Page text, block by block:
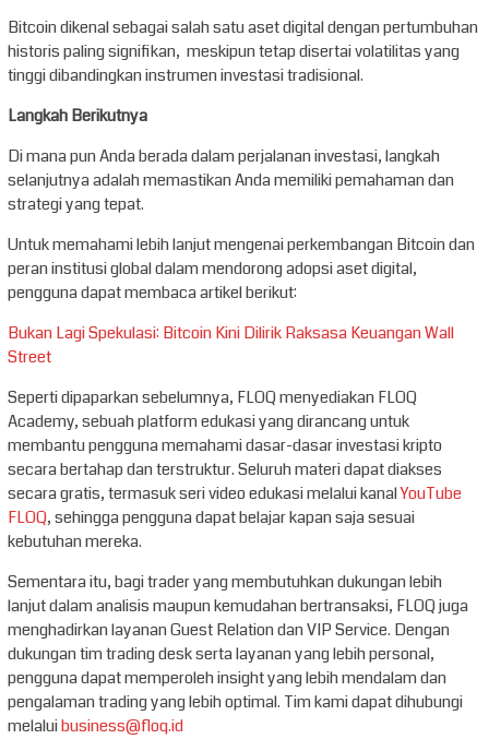
Bitcoin dikenal sebagai salah satu aset digital dengan pertumbuhan
historis paling signifikan, meskipun tetap disertai volatilitas yang
tinggi dibandingkan instrumen investasi tradisional.
Langkah Berikutnya
Di mana pun Anda berada dalam perjalanan investasi, langkah
selanjutnya adalah memastikan Anda memiliki pemahaman dan
strategi yang tepat.
Untuk memahami lebih lanjut mengenai perkembangan Bitcoin dan
peran institusi global dalam mendorong adopsi aset digital,
pengguna dapat membaca artikel berikut:
Bukan Lagi Spekulasi: Bitcoin Kini Dilirik Raksasa Keuangan Wall
Street
Seperti dipaparkan sebelumnya, FLOQ menyediakan FLOQ
Academy, sebuah platform edukasi yang dirancang untuk
membantu pengguna memahami dasar-dasar investasi kripto
secara bertahap dan terstruktur. Seluruh materi dapat diakses
secara gratis, termasuk seri video edukasi melalui kanalYouTube
FLOQ, sehingga pengguna dapat belajar kapan saja sesuai
kebutuhan mereka.
Sementara itu, bagi trader yang membutuhkan dukungan lebih
lanjut dalam analisis maupun kemudahan bertransaksi, FLOQ juga
menghadirkan layanan Guest Relation dan VIP Service. Dengan
dukungan tim trading desk serta layanan yang lebih personal,
pengguna dapat memperoleh insight yang lebih mendalam dan
pengalaman trading yang lebih optimal. Tim kami dapat dihubungi
melaluibusiness@floq.id